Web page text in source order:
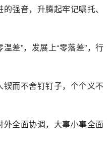
强音，升腾起牢记嘱托、
差”，发展上“零落差”，行
而不舍钉钉子，个个义不
全面协调，大事小事全面